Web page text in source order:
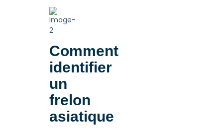
Comment
identifier
un
frelon
asiatique